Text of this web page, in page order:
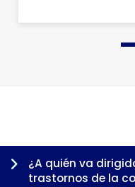
0
¿A quién va
trastornos de la